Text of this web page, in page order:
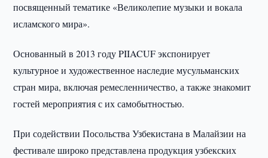
посвященный тематике «Великолепие музыки и вокала
исламского мира».
Основанный в 2013 году PIIACUF экспонирует
культурное и художественное наследие мусульманских
стран мира, включая ремесленничество, а также знакомит
гостей мероприятия с их самобытностью.
При содействии Посольства Узбекистана в Малайзии на
фестивале широко представлена продукция узбекских